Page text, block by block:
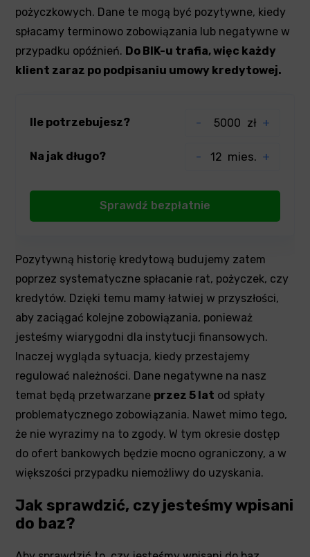
pożyczkowych. Dane te mogą być pozytywne, kiedy
spłacamy terminowo zobowiązania lub negatywne w
przypadku opóźnień. Do BIK-u trafia, więc każdy
klient zaraz po podpisaniu umowy kredytowej.
Ile potrzebujesz? zł
- +
Na jak długo? mies.
- +
Pozytywną historię kredytową budujemy zatem
poprzez systematyczne spłacanie rat, pożyczek, czy
kredytów. Dzięki temu mamy łatwiej w przyszłości,
aby zaciągać kolejne zobowiązania, ponieważ
jesteśmy wiarygodni dla instytucji finansowych.
Inaczej wygląda sytuacja, kiedy przestajemy
regulować należności. Dane negatywne na nasz
temat będą przetwarzane przez 5 lat od spłaty
problematycznego zobowiązania. Nawet mimo tego,
że nie wyrazimy na to zgody. W tym okresie dostęp
do ofert bankowych będzie mocno ograniczony, a w
większości przypadku niemożliwy do uzyskania.
Jak sprawdzić, czy jesteśmy wpisani
do baz?